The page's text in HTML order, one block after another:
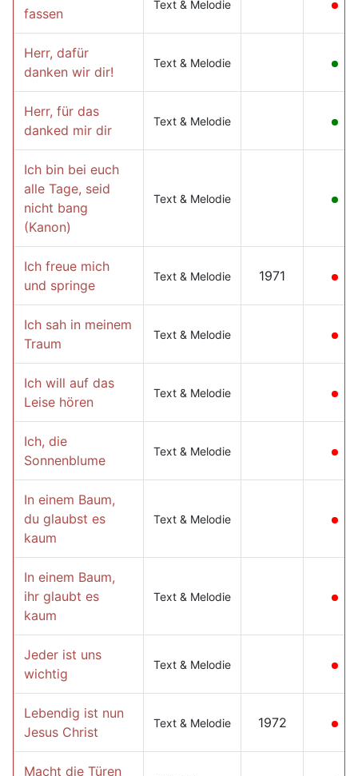
fassen
Text & Melodie
Herr, dafür
danken wir dir!
Text & Melodie
Herr, für das
danked mir dir
Text & Melodie
Ich bin bei euch
alle Tage, seid
nicht bang
(Kanon)
Text & Melodie
Ich freue mich
und springe
Text & Melodie 1971
Ich sah in meinem
Traum
Text & Melodie
Ich will auf das
Leise hören
Text & Melodie
Ich, die
Sonnenblume
Text & Melodie
In einem Baum,
du glaubst es
kaum
Text & Melodie
In einem Baum,
ihr glaubt es
kaum
Text & Melodie
Jeder ist uns
wichtig
Text & Melodie
Lebendig ist nun
Jesus Christ
Text & Melodie 1972
Macht die Türen